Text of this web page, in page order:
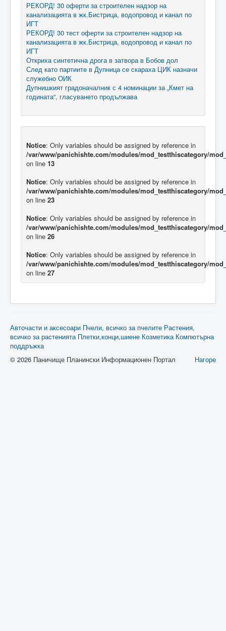
РЕКОРД! 30 оферти за строителен надзор на
канализацията в жк.Бистрица, водопровод и канал по
ИГТ
РЕКОРД! 30 тест оферти за строителен надзор на
канализацията в жк.Бистрица, водопровод и канал по
ИГТ
Откриха синтетична дрога в затвора в Бобов дол
След като партиите в Дупница се скараха ЦИК назначи
служебно ОИК
Дупнишкият градоначалник с 4 номинации за „Кмет на
годината“, гласуването продължава
Notice: Only variables should be assigned by reference in
/var/www/panichishte.com/modules/mod_testthiscategory/
on line 13
Notice: Only variables should be assigned by reference in
/var/www/panichishte.com/modules/mod_testthiscategory/
on line 23
Notice: Only variables should be assigned by reference in
/var/www/panichishte.com/modules/mod_testthiscategory/
on line 26
Notice: Only variables should be assigned by reference in
/var/www/panichishte.com/modules/mod_testthiscategory/
on line 27
Авточасти и аксесоари Пчели, всичко за пчелите Растения,
всичко за растенията Плетки,конци,шиене Козметика Компютърна
поддръжка
Нагоре
© 2026 Паничище Планински Информационен Портал